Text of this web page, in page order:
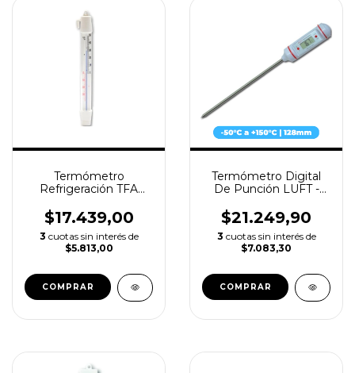
Termómetro
Refrigeración TFA
$17.439,00
3 cuotas sin interés de
$5.813,00
Termómetro Digital
De Punción LUFT -
Inoxidable 128mm
$21.249,90
3 cuotas sin interés de
$7.083,30